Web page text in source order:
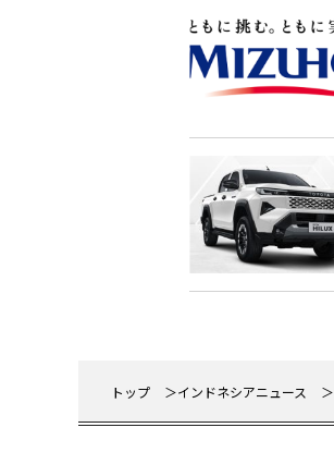
トップ インドネシアニュース